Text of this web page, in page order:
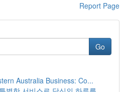
Report Page
Go
Australia Business: Co...